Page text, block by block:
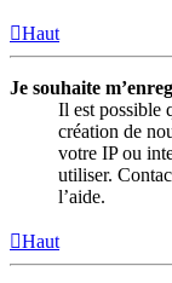
Haut
Je souhaite
Il est possible
création de
votre IP ou
utiliser.
l’aide.
Haut